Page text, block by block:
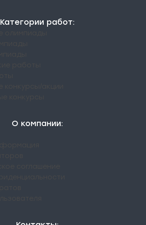
Категории работ:
О компании: